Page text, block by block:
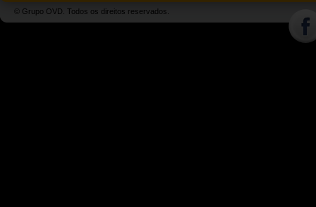
© Grupo OVD. Todos os direitos reservados.